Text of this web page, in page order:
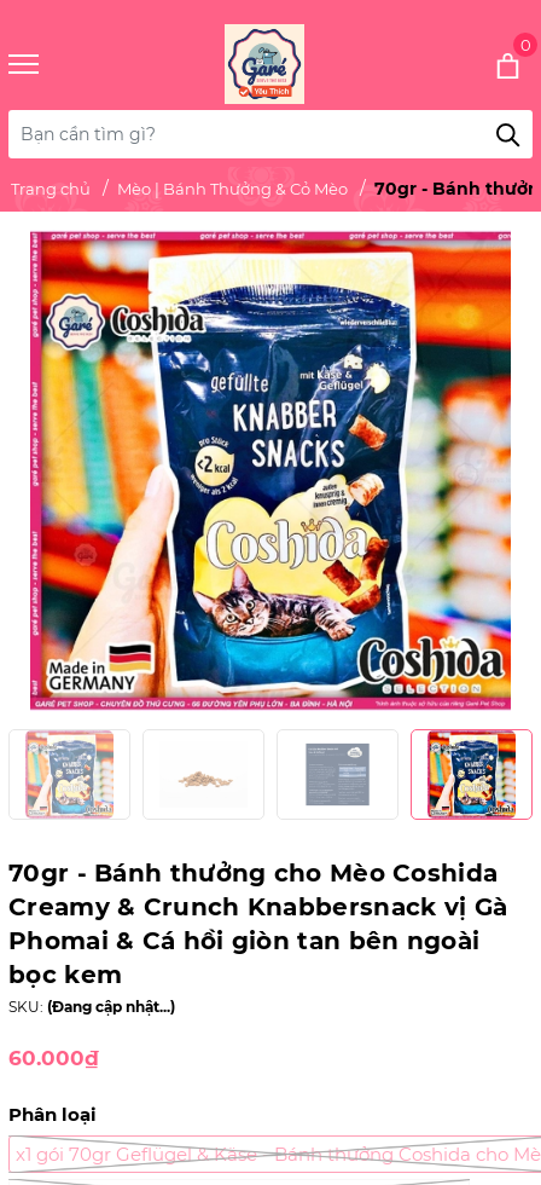
0
Trang chủ Mèo | Bánh Thưởng & Cỏ Mèo 70gr - Bánh
70gr - Bánh thưởng cho Mèo Coshida
Creamy & Crunch Knabbersnack vị Gà
Phomai & Cá hồi giòn tan bên ngoài
bọc kem
SKU: (Đang cập nhật...)
60.000₫
Phân loại
x1 gói 70gr Geflügel & Käse - Bánh thưởng Coshida cho